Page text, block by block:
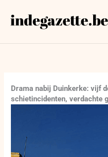
naar
Drama nabij Duinkerke: vijf
schietincidenten, verdachte